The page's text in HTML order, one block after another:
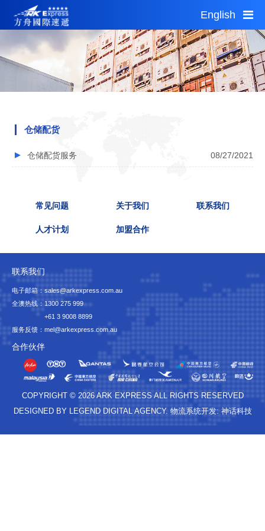
Thu 20:09 Thu 18:09
1 AUD = 4.96CNY
首页
网点查询
城市分站
关于我们
English
仓储配货
仓储配货服务 08/27/2021
常见问题 关于我们 联系我们
人才计划 加盟合作
联系我们
电子邮箱：sales@arkexpress.com.au
全澳热线： 1300 275 999
+61 3 9008 8899
服务反馈：mel@arkexpress.com.au
合作伙伴
COPYRIGHT © 2026 ARK EXPRESS ALL RIGHTS RESERVED
DESIGNED BY LEGEND DIGITAL AGENCY. 物流系统开发: 神话科技